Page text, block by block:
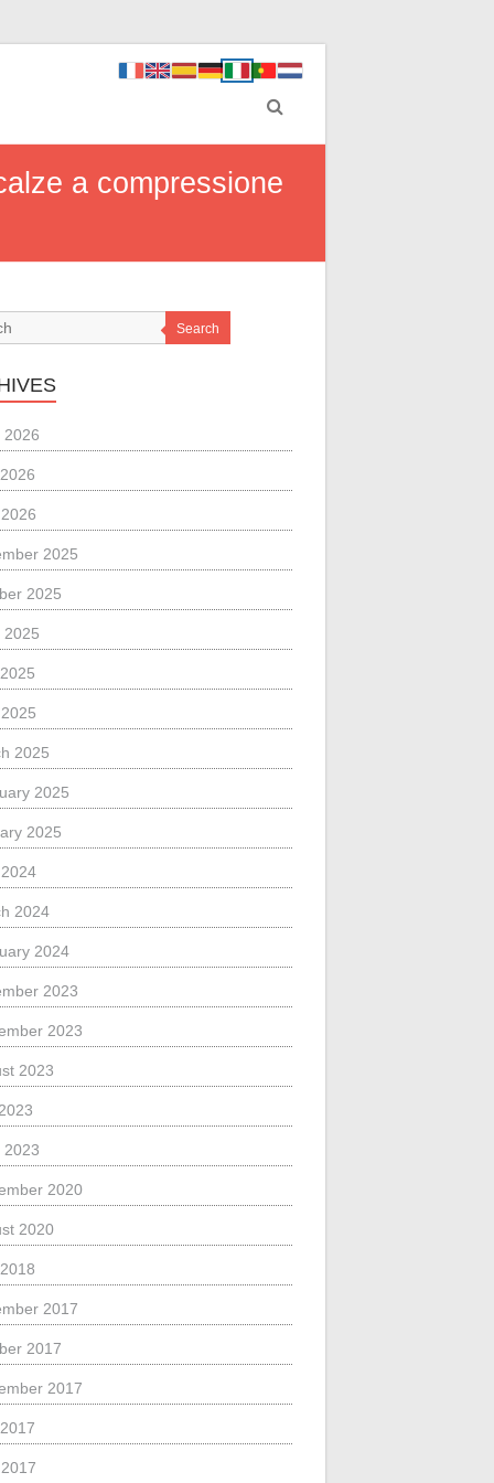
a compressione
Search
2026
2025
2025
2025
2025
2025
2025
2024
2024
2023
2023
2023
2023
2020
2020
2017
2017
2017